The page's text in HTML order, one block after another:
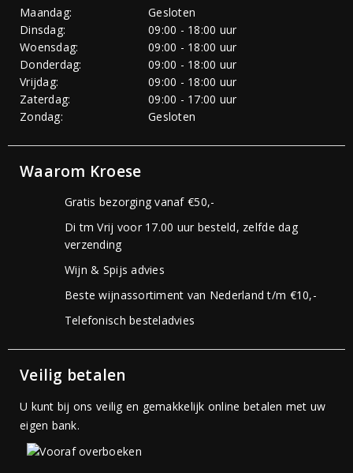
Maandag:
Gesloten
Dinsdag:
09:00 - 18:00 uur
Woensdag:
09:00 - 18:00 uur
Donderdag:
09:00 - 18:00 uur
Vrijdag:
09:00 - 18:00 uur
Zaterdag:
09:00 - 17:00 uur
Zondag:
Gesloten
Waarom Kroese
Gratis bezorging vanaf €50,-
Di tm Vrij voor 17.00 uur besteld, zelfde dag
verzending
Wijn & Spijs advies
Beste wijnassortiment van Nederland t/m €10,-
Telefonisch besteladvies
Veilig betalen
U kunt bij ons veilig en gemakkelijk online betalen met uw
eigen bank.